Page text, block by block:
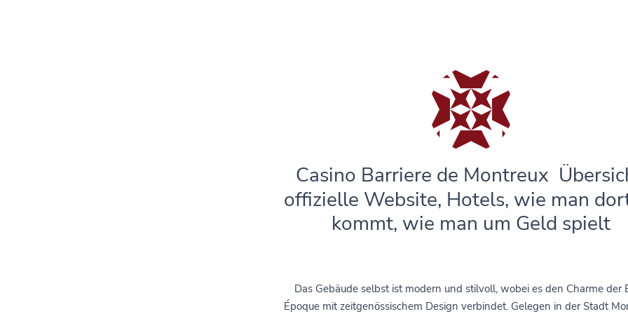
Casino Barriere de Montreux
offizielle Website, Hotels, wie man
kommt, wie man um Geld spielt
Das Gebäude selbst ist modern und stilvoll, wobei es den Charme der
Époque mit zeitgenössischem Design verbindet. Gelegen in der Stadt